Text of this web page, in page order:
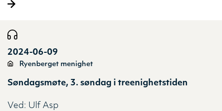
2024-06-09
Ryenberget menighet
Søndagsmøte, 3. søndag i treenighetstiden
Ved: Ulf Asp